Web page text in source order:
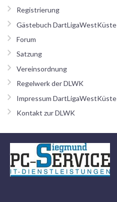
Registrierung
Gästebuch DartLigaWestKüste
Forum
Satzung
Vereinsordnung
Regelwerk der DLWK
Impressum DartLigaWestKüste
Kontakt zur DLWK